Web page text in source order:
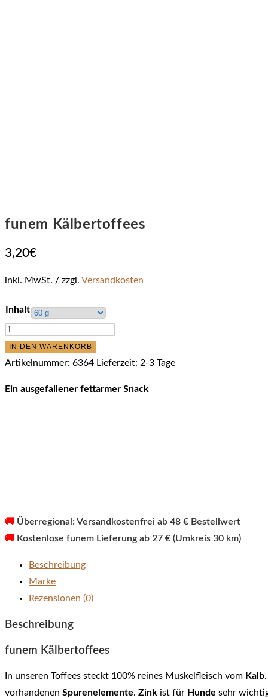
funem Kälbertoffees
3,20€
inkl. MwSt. zzgl. Versandkosten
Inhalt
funem
Kälbertoffees
Menge
IN DEN WARENKORB
Artikelnummer: 6364 Lieferzeit: 2-3 Tage
Ein ausgefallener fettarmer Snack
🚚 Überregional: Versandkostenfrei ab 48 € Bestellwert
🚚 Kostenlose funem Lieferung ab 27 € (Umkreis 30 km)
Beschreibung
Marke
Rezensionen (0)
Beschreibung
funem Kälbertoffees
In unseren Toffees steckt 100% reines Muskelfleisch vom Kalb
vorhandenen Spurenelemente. Zink ist für Hunde sehr